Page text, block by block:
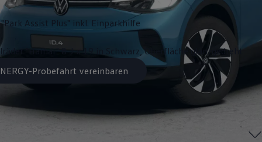
Assist Plus" inkl. Einparkhilfe
"Hamar" 8 J x 19 in Schwarz, Oberfläche glanzgedreht
Probefahrt vereinbaren